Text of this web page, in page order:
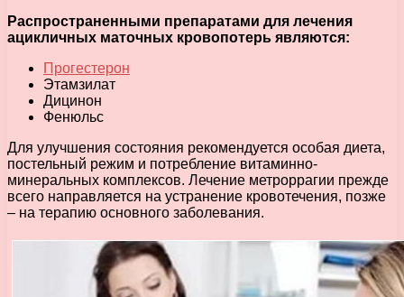
Распространенными препаратами для лечения
ацикличных маточных кровопотерь являются:
Прогестерон
Этамзилат
Дицинон
Фенюльс
Для улучшения состояния рекомендуется особая диета,
постельный режим и потребление витаминно-
минеральных комплексов. Лечение метроррагии прежде
всего направляется на устранение кровотечения, позже
– на терапию основного заболевания.